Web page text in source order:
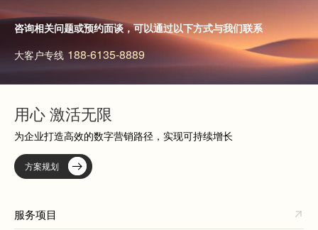
咨询相关问题或预约面谈，可以通过以下方式与我们联系
大客户专线 188-6135-8889
用心 激活无限
为企业打造高效的数字营销路径，实现可持续增长
方案规划
服务项目